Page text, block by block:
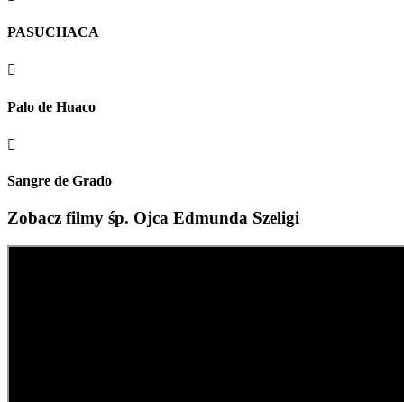
PASUCHACA

Palo de Huaco

Sangre de Grado
Zobacz filmy śp. Ojca Edmunda Szeligi